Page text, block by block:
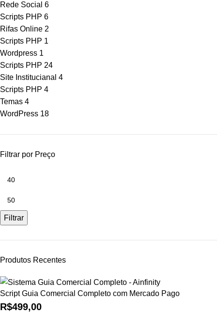
Rede Social 6
Scripts PHP 6
Rifas Online 2
Scripts PHP 1
Wordpress 1
Scripts PHP 24
Site Institucianal 4
Scripts PHP 4
Temas 4
WordPress 18
Filtrar por Preço
Filtrar
Produtos Recentes
Script Guia Comercial Completo com Mercado Pago
R$499,00